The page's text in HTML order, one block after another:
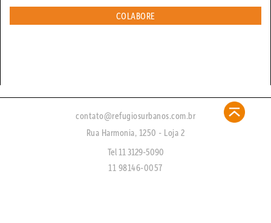
COLABORE
contato@refugiosurbanos.com.br
Rua Harmonia, 1250 - Loja 2
Tel 11 3129-5090
11 98146-0057